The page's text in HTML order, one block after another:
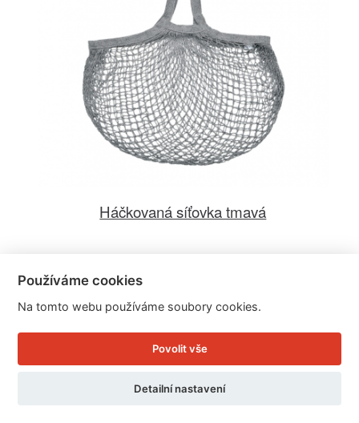
Háčkovaná síťovka tmavá
Cena: 129 Kč
Doručíme do: 11.8.
Detail
Používáme cookies
Na tomto webu používáme soubory cookies.
Povolit vše
Detailní nastavení